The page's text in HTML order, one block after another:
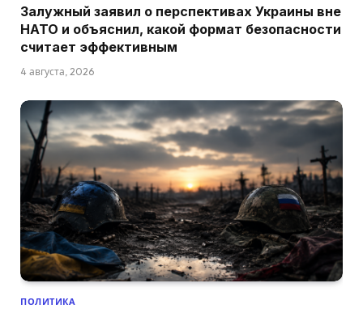
Залужный заявил о перспективах Украины вне
НАТО и объяснил, какой формат безопасности
считает эффективным
4 августа, 2026
ПОЛИТИКА